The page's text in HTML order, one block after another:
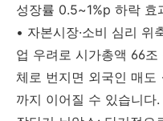
성장률 0.5~1%p 하락 효
• 자본시장·소비 심리
업 우려로 시가총액 66
체로 번지면 외국인 매
까지 이어질 수 있습니다.